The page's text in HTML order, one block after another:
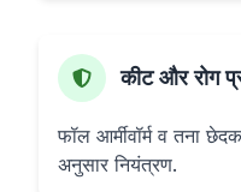
कीट और रोग
फॉल आर्मीवॉर्म व तना
अनुसार नियंत्रण.